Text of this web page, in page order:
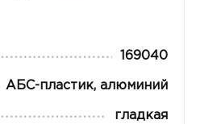
169040
АБС-пластик, алюминий
гладкая